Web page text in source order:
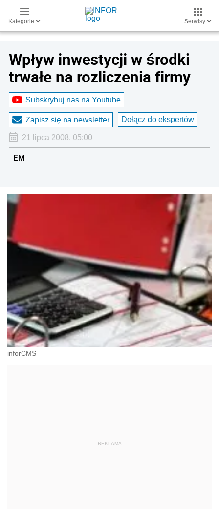
Kategorie Serwisy
Wpływ inwestycji w środki
trwałe na rozliczenia firmy
Subskrybuj nas na Youtube
Zapisz się na newsletter Dołącz do ekspertów
21 lipca 2008, 05:00
EM
inforCMS